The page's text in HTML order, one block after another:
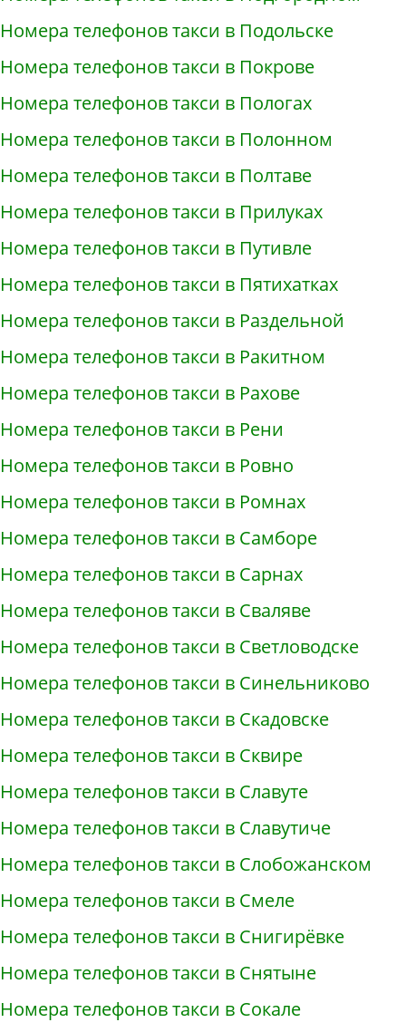
Номера телефонов такси в Подольске
Номера телефонов такси в Покрове
Номера телефонов такси в Пологах
Номера телефонов такси в Полонном
Номера телефонов такси в Полтаве
Номера телефонов такси в Прилуках
Номера телефонов такси в Путивле
Номера телефонов такси в Пятихатках
Номера телефонов такси в Раздельной
Номера телефонов такси в Ракитном
Номера телефонов такси в Рахове
Номера телефонов такси в Рени
Номера телефонов такси в Ровно
Номера телефонов такси в Ромнах
Номера телефонов такси в Самборе
Номера телефонов такси в Сарнах
Номера телефонов такси в Сваляве
Номера телефонов такси в Светловодске
Номера телефонов такси в Синельниково
Номера телефонов такси в Скадовске
Номера телефонов такси в Сквире
Номера телефонов такси в Славуте
Номера телефонов такси в Славутиче
Номера телефонов такси в Слобожанском
Номера телефонов такси в Смеле
Номера телефонов такси в Снигирёвке
Номера телефонов такси в Снятыне
Номера телефонов такси в Сокале